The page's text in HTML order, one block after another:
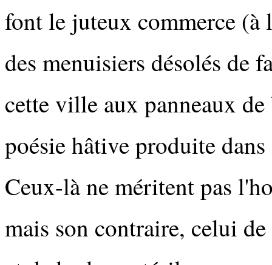
font le juteux commerce (à
des menuisiers désolés de
cette ville aux panneaux
poésie hâtive produite
Ceux-là ne méritent pas
mais son contraire, celui